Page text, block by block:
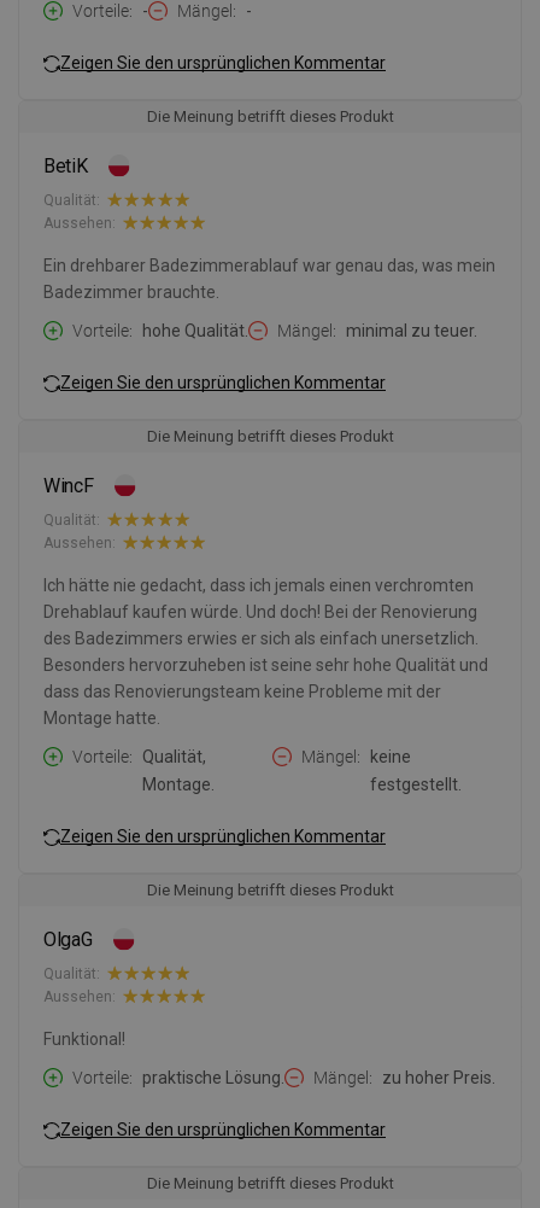
Vorteile
- Mängel -
Zeigen Sie den ursprünglichen Kommentar
Die Meinung betrifft dieses Produkt
BetiK
Qualität:
Aussehen:
Ein drehbarer Badezimmerablauf war genau das, was mein
Badezimmer brauchte.
Vorteile
hohe Qualität. Mängel minimal zu teuer.
Zeigen Sie den ursprünglichen Kommentar
Die Meinung betrifft dieses Produkt
WincF
Qualität:
Aussehen:
Ich hätte nie gedacht, dass ich jemals einen verchromten
Drehablauf kaufen würde. Und doch! Bei der Renovierung
des Badezimmers erwies er sich als einfach unersetzlich.
Besonders hervorzuheben ist seine sehr hohe Qualität und
dass das Renovierungsteam keine Probleme mit der
Montage hatte.
Vorteile
Qualität,
Montage.
Mängel
keine
festgestellt.
Zeigen Sie den ursprünglichen Kommentar
Die Meinung betrifft dieses Produkt
OlgaG
Qualität:
Aussehen:
Funktional!
Vorteile
praktische Lösung. Mängel zu hoher Preis.
Zeigen Sie den ursprünglichen Kommentar
Die Meinung betrifft dieses Produkt